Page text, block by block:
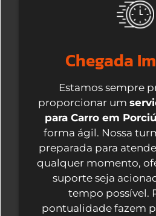
Chegada
Estamos sempre
proporcionar um
para Carro em
forma ágil. Nossa
preparada para
qualquer momento,
suporte seja
tempo possível.
pontualidade fazem